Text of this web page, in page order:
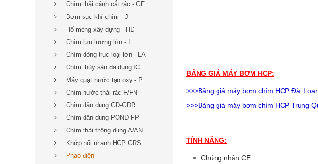
BẢNG GIÁ MÁY BƠM HCP:
>>>Bảng giá máy bơm chìm HCP Đài
>>>Bảng giá máy bơm chìm HCP Trung
TÍNH NĂNG:
Chứng nhận CE.
Chìm thải cánh cắt rác - GF
Bơm sục khí chìm - J
Hố móng xây dựng - HD
Chìm lưu lượng lớn - L
Chìm dòng trục loại lớn - LA
Chìm thủy sản đa dụng IC
Máy quạt nước tạo oxy - P
Chìm nước thải rác F/FN
Chìm dân dụng GD-GDR
Chìm dân dụng POND-PP
Chìm thải thông dụng A/AN
Khớp nối nhanh HCP GRS
Phao điện